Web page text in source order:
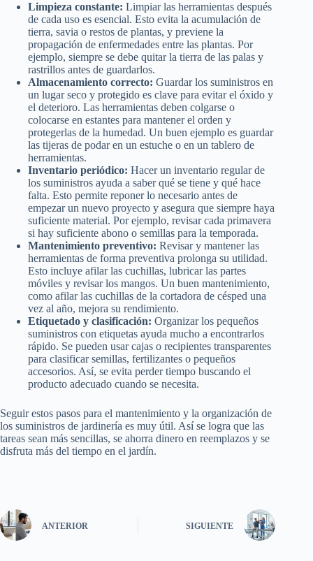
Limpieza constante: Limpiar las herramientas después
de cada uso es esencial. Esto evita la acumulación de
tierra, savia o restos de plantas, y previene la
propagación de enfermedades entre las plantas. Por
ejemplo, siempre se debe quitar la tierra de las palas y
rastrillos antes de guardarlos.
Almacenamiento correcto: Guardar los suministros en
un lugar seco y protegido es clave para evitar el óxido y
el deterioro. Las herramientas deben colgarse o
colocarse en estantes para mantener el orden y
protegerlas de la humedad. Un buen ejemplo es guardar
las tijeras de podar en un estuche o en un tablero de
herramientas.
Inventario periódico: Hacer un inventario regular de
los suministros ayuda a saber qué se tiene y qué hace
falta. Esto permite reponer lo necesario antes de
empezar un nuevo proyecto y asegura que siempre haya
suficiente material. Por ejemplo, revisar cada primavera
si hay suficiente abono o semillas para la temporada.
Mantenimiento preventivo: Revisar y mantener las
herramientas de forma preventiva prolonga su utilidad.
Esto incluye afilar las cuchillas, lubricar las partes
móviles y revisar los mangos. Un buen mantenimiento,
como afilar las cuchillas de la cortadora de césped una
vez al año, mejora su rendimiento.
Etiquetado y clasificación: Organizar los pequeños
suministros con etiquetas ayuda mucho a encontrarlos
rápido. Se pueden usar cajas o recipientes transparentes
para clasificar semillas, fertilizantes o pequeños
accesorios. Así, se evita perder tiempo buscando el
producto adecuado cuando se necesita.
Seguir estos pasos para el mantenimiento y la organización de
los suministros de jardinería es muy útil. Así se logra que las
tareas sean más sencillas, se ahorra dinero en reemplazos y se
disfruta más del tiempo en el jardín.
ANTERIOR SIGUIENTE